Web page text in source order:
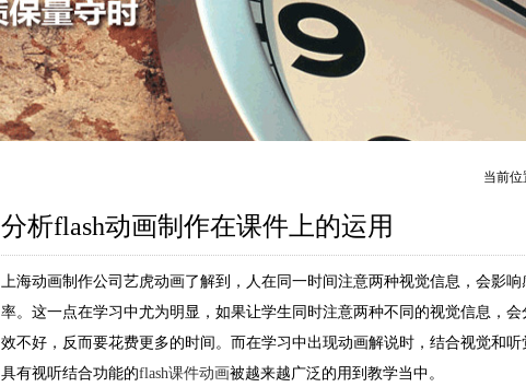
当前位
分析flash动画制作在课件上的运用
上海动画制作公司艺虎动画了解到，人在同一时间注意两种视觉信息，会影
率。这一点在学习中尤为明显，如果让学生同时注意两种不同的视觉信息，
效不好，反而要花费更多的时间。而在学习中出现动画解说时，结合视觉和听
具有视听结合功能的flash课件动画被越来越广泛的用到教学当中。